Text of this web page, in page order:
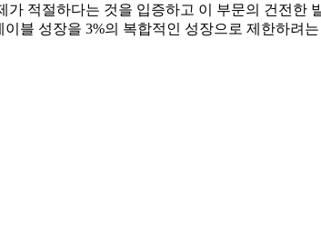
적절하다는 것을 입증하고 이 부문의 건전한
블 성장을 3%의 복합적인 성장으로 제한하려